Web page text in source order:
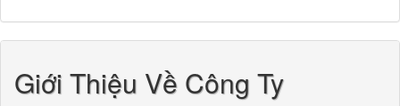
Giới Thiệu Về Công Ty